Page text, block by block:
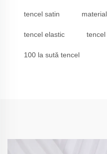
tencel satin
tencel elastic
100 la sută tencel